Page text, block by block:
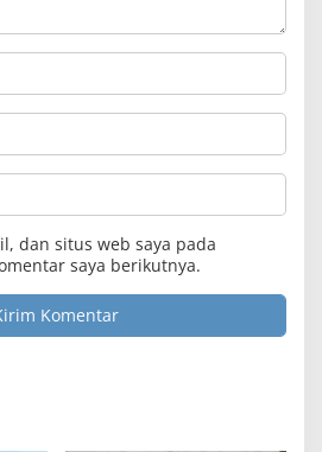
dan situs web saya pada
saya berikutnya.